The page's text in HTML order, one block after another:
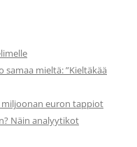
mieltä: ”Kieltäkää
miljoonan euron tappiot
Näin analyytikot